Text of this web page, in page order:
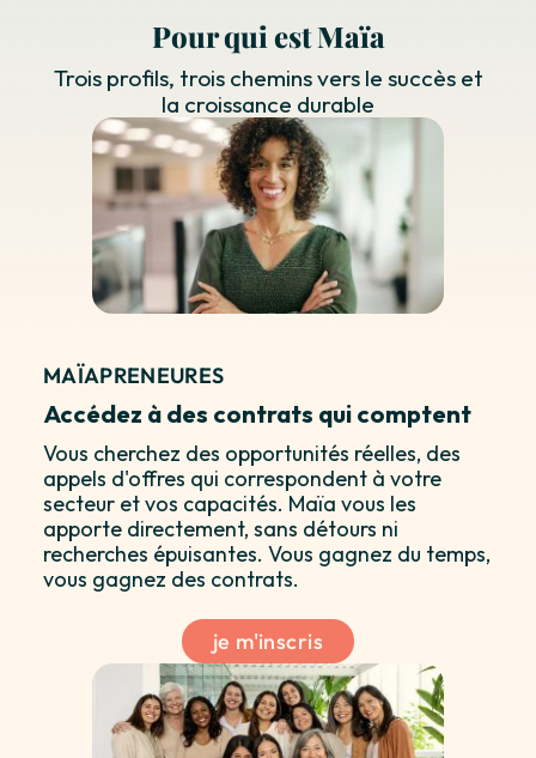
Pour qui est Maïa
Trois profils, trois chemins vers le succès et
la croissance durable
MAÏAPRENEURES
Accédez à des contrats qui comptent
Vous cherchez des opportunités réelles, des
appels d'offres qui correspondent à votre
secteur et vos capacités. Maïa vous les
apporte directement, sans détours ni
recherches épuisantes. Vous gagnez du temps,
vous gagnez des contrats.
je m'inscris